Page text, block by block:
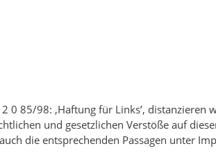
0 85/98: ‚Haftung für Links’, distanzieren
und gesetzlichen Verstöße auf
die entsprechenden Passagen unter